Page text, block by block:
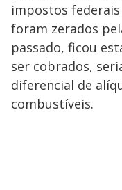
impostos
foram zerados
passado, ficou
ser cobrados,
diferencial de
combustíveis.